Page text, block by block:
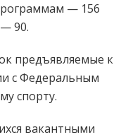
— 156
90.
предъявляемые к
с Федеральным
спорту.
вакантными